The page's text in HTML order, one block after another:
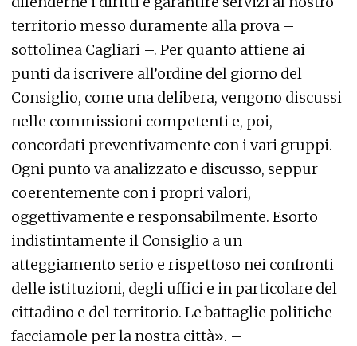
territorio messo duramente alla prova –
sottolinea Cagliari –. Per quanto attiene ai
punti da iscrivere all’ordine del giorno del
Consiglio, come una delibera, vengono discussi
nelle commissioni competenti e, poi,
concordati preventivamente con i vari gruppi.
Ogni punto va analizzato e discusso, seppur
coerentemente con i propri valori,
oggettivamente e responsabilmente. Esorto
indistintamente il Consiglio a un
atteggiamento serio e rispettoso nei confronti
delle istituzioni, degli uffici e in particolare del
cittadino e del territorio. Le battaglie politiche
facciamole per la nostra città». –